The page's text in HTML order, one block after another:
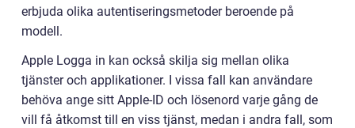
erbjuda olika autentiseringsmetoder beroende på
modell.
Apple Logga in kan också skilja sig mellan olika
tjänster och applikationer. I vissa fall kan användare
behöva ange sitt Apple-ID och lösenord varje gång de
vill få åtkomst till en viss tjänst, medan i andra fall, som